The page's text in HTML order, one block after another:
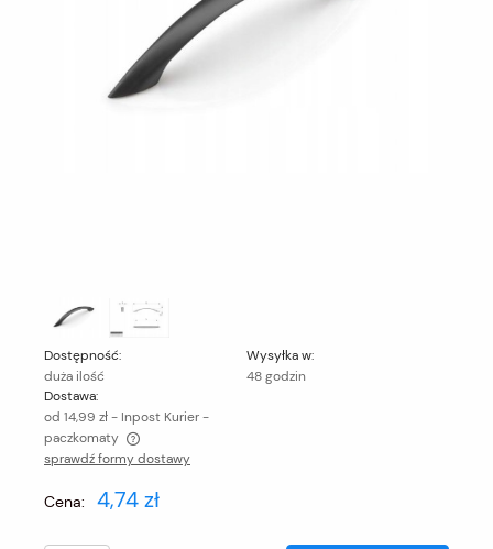
Dostępność:
duża ilość
Wysyłka w:
48 godzin
Dostawa:
od 14,99 zł- Inpost Kurier -
paczkomaty
Cena nie zawiera ewentualnych kosztów płatności
sprawdź formy dostawy
Cena: 4,74 zł